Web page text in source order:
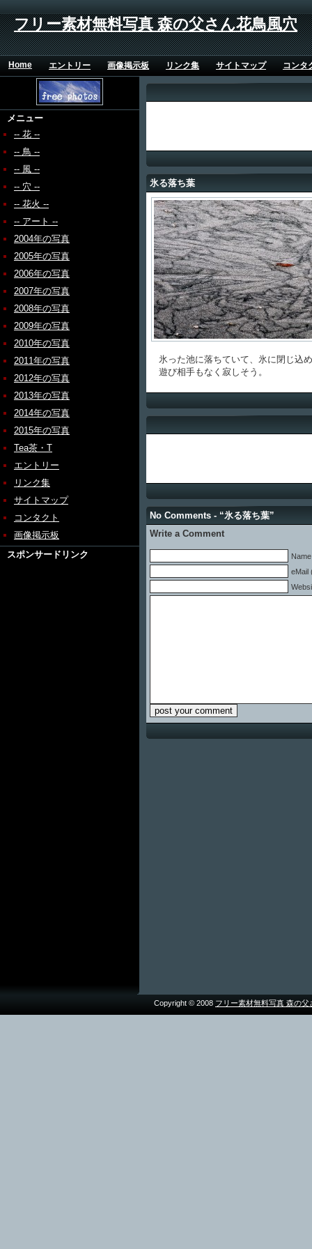
フリー素材無料写真 森の父さん花鳥風穴
Home エントリー 画像掲示板 リンク集 サイトマップ コンタ
メニュー
-- 花 --
-- 鳥 --
-- 風 --
-- 穴 --
-- 花火 --
-- アート --
2004年の写真
2005年の写真
2006年の写真
2007年の写真
2008年の写真
2009年の写真
2010年の写真
2011年の写真
2012年の写真
2013年の写真
2014年の写真
2015年の写真
Tea茶・T
エントリー
リンク集
サイトマップ
コンタクト
画像掲示板
スポンサードリンク
氷る落ち葉
氷った池に落ちていて、氷に閉じ込
遊び相手もなく寂しそう。
No Comments - “氷る落ち葉”
Write a Comment
eMail
Copyright © 2008 フリー素材無料写真 森の父